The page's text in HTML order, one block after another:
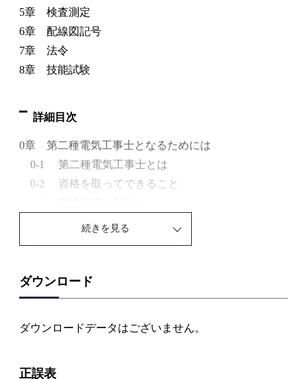
5章 検査測定
6章 配線図記号
7章 法令
8章 技能試験
詳細目次
0章 第二種電気工事士となるためには
0-1 第二種電気工事士とは
0-2 資格を取ってできること
0-4 試験の概要を知る
1-1 導体の抵抗① －材質（抵抗率），形状に
よる違い－
よる違い－
続・並列接続－
続きを見る
ダウンロード
ダウンロードデータはございません。
正誤表